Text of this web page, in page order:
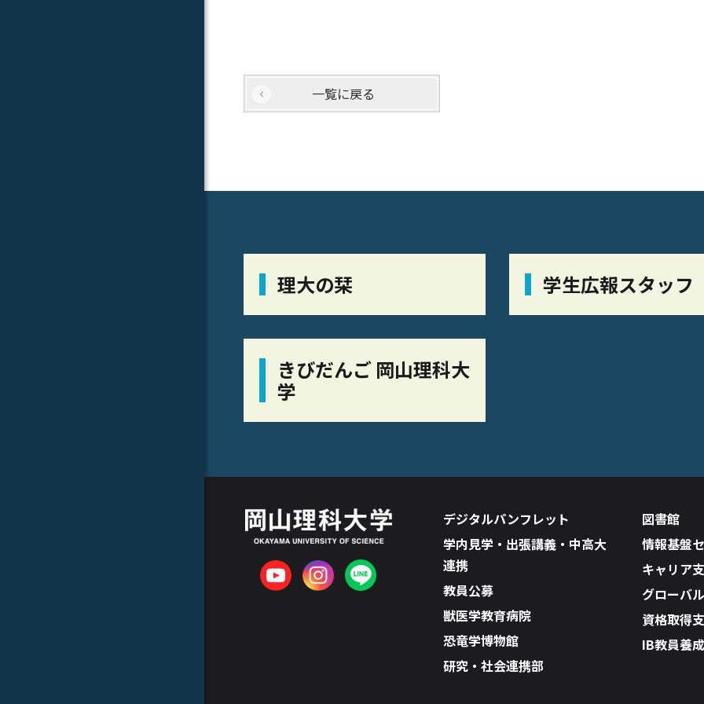
一覧に戻る
理大の栞 学生広報スタッフ
きびだんご 岡山理科大
学
デジタルパンフレット
学内見学・出張講義・中高大
連携
教員公募
獣医学教育病院
恐竜学博物館
研究・社会連携部
図書館
情報基盤
キャリア
グローバ
資格取得
IB教員養